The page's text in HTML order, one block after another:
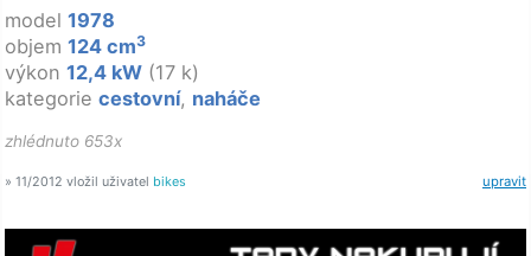
model 1978
objem 124 cm3
výkon 12,4 kW (17 k)
kategorie cestovní, naháče
zhlédnuto 653x
upravit
» 11/2012 vložil uživatel bikes